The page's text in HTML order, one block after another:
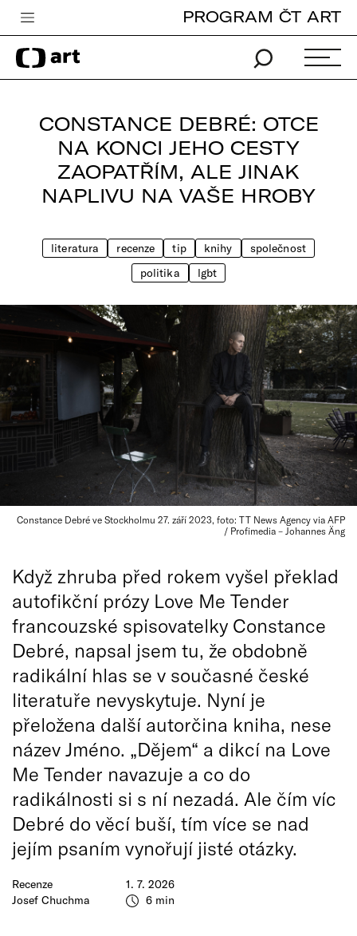
Česká televize
Zpravodajství
iVysílání
TV program
Pro děti
PROGRAM ČT ART
CONSTANCE DEBRÉ: OTCE
NA KONCI JEHO CESTY
ZAOPATŘÍM, ALE JINAK
NAPLIVU NA VAŠE HROBY
literatura recenze tip knihy
společnost
politika
lgbt
Constance Debré ve Stockholmu 27. září 2023, foto: TT News Agency via AFP
/ Profimedia – Johannes Äng
Recenze
Josef Chuchma
1. 7. 2026
6 min
Když zhruba před rokem vyšel překlad
autofikční prózy Love Me Tender
francouzské spisovatelky Constance
Debré, napsal jsem tu, že obdobně
radikální hlas se v současné české
literatuře nevyskytuje. Nyní je
přeložena další autorčina kniha, nese
název Jméno. „Dějem“ a dikcí na Love
Me Tender navazuje a co do
radikálnosti si s ní nezadá. Ale čím víc
Debré do věcí buší, tím více se nad
jejím psaním vynořují jisté otázky.